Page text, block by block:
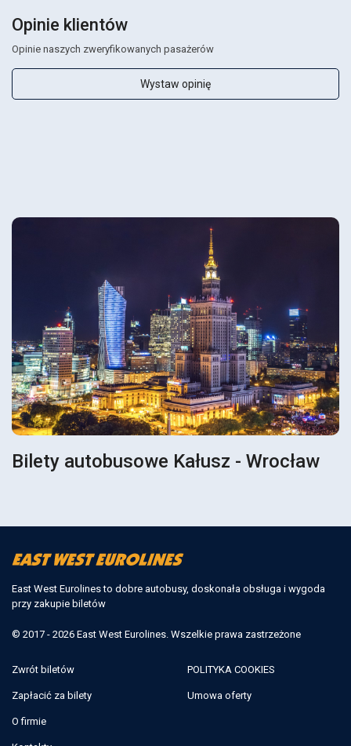
Opinie klientów
Opinie naszych zweryfikowanych pasażerów
Wystaw opinię
Bilety autobusowe Kałusz - Wrocław
East West Eurolines to dobre autobusy, doskonała obsługa i wygoda
przy zakupie biletów
© 2017 - 2026 East West Eurolines. Wszelkie prawa zastrzeżone
Zwrót biletów
Zapłacić za bilety
O firmie
POLITYKA COOKIES
Umowa oferty